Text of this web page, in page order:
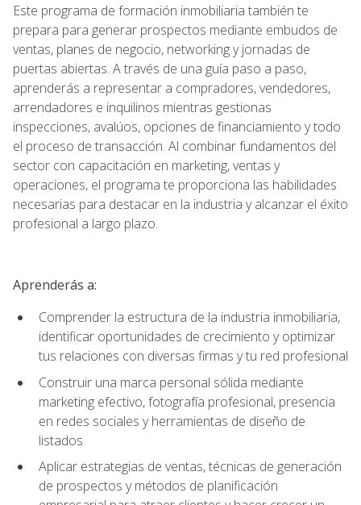
Este programa de formación inmobiliaria también te
prepara para generar prospectos mediante embudos de
ventas, planes de negocio, networking y jornadas de
puertas abiertas. A través de una guía paso a paso,
aprenderás a representar a compradores, vendedores,
arrendadores e inquilinos mientras gestionas
inspecciones, avalúos, opciones de financiamiento y todo
el proceso de transacción. Al combinar fundamentos del
sector con capacitación en marketing, ventas y
operaciones, el programa te proporciona las habilidades
necesarias para destacar en la industria y alcanzar el éxito
profesional a largo plazo.
Aprenderás a:
Comprender la estructura de la industria inmobiliaria,
identificar oportunidades de crecimiento y optimizar
tus relaciones con diversas firmas y tu red profesional
Construir una marca personal sólida mediante
marketing efectivo, fotografía profesional, presencia
en redes sociales y herramientas de diseño de
listados
Aplicar estrategias de ventas, técnicas de generación
de prospectos y métodos de planificación